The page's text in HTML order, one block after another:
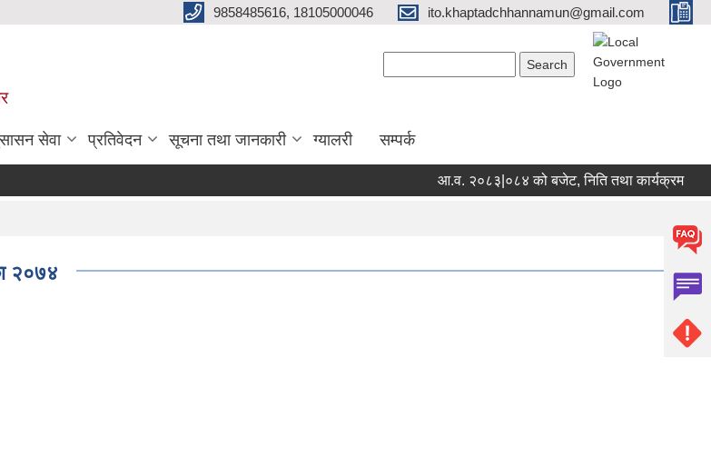
9858485616, 18105000046 ito.khaptadchhannamun@gmail.com
सेवा प्रतिवेदन सूचना तथा जानकारी ग्यालरी सम्पर्क
आ.व. २०८३|०८४ को बजेट, निति तथा कार्यक्रम
२०७४